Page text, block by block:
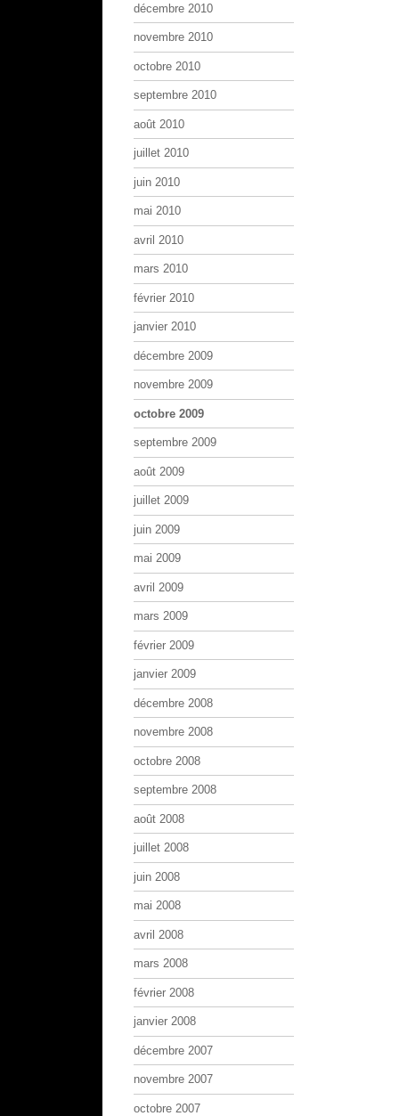
décembre 2010
novembre 2010
octobre 2010
septembre 2010
août 2010
juillet 2010
juin 2010
mai 2010
avril 2010
mars 2010
février 2010
janvier 2010
décembre 2009
novembre 2009
octobre 2009
septembre 2009
août 2009
juillet 2009
juin 2009
mai 2009
avril 2009
mars 2009
février 2009
janvier 2009
décembre 2008
novembre 2008
octobre 2008
septembre 2008
août 2008
juillet 2008
juin 2008
mai 2008
avril 2008
mars 2008
février 2008
janvier 2008
décembre 2007
novembre 2007
octobre 2007